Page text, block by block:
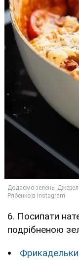
6. Посипати
подрібненою
Фрикадельки